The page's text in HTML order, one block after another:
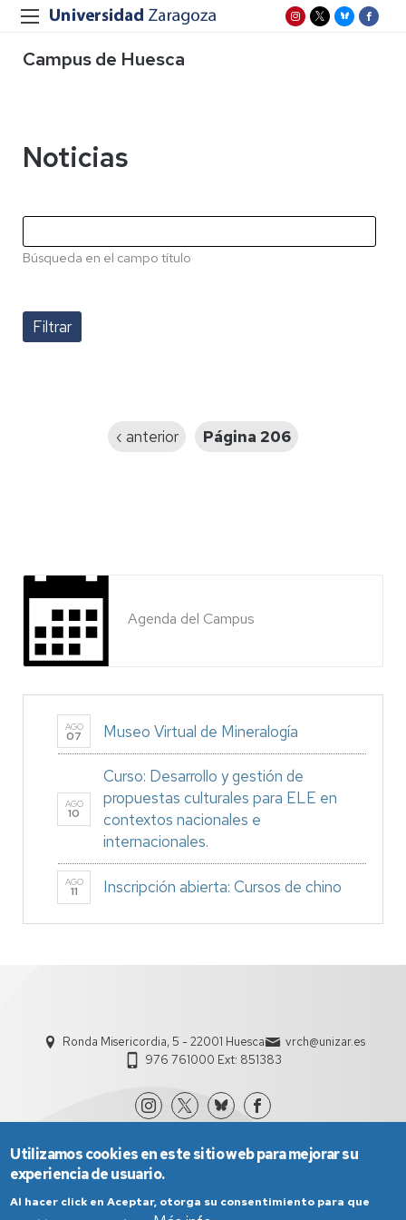
Campus de Huesca
Noticias
Búsqueda en el campo título
Página
‹ anterior Página 206
Agenda del Campus
AGO
07 Museo Virtual de Mineralogía
AGO
10
Curso: Desarrollo y gestión de
propuestas culturales para ELE en
contextos nacionales e
internacionales.
AGO
11 Inscripción abierta: Cursos de chino
Ronda Misericordia, 5 - 22001 Huesca
vrch@unizar.es
976 761000 Ext: 851383
Utilizamos cookies en este sitio web para mejorar su
experiencia de usuario.
Al hacer click en Aceptar, otorga su consentimiento para que